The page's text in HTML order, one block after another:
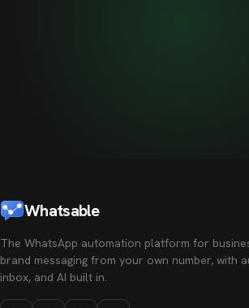
Whatsable
The WhatsApp automation platform for
brand messaging from your own number, with
inbox, and AI built in.